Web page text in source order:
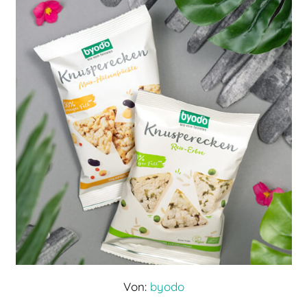
Von: byodo